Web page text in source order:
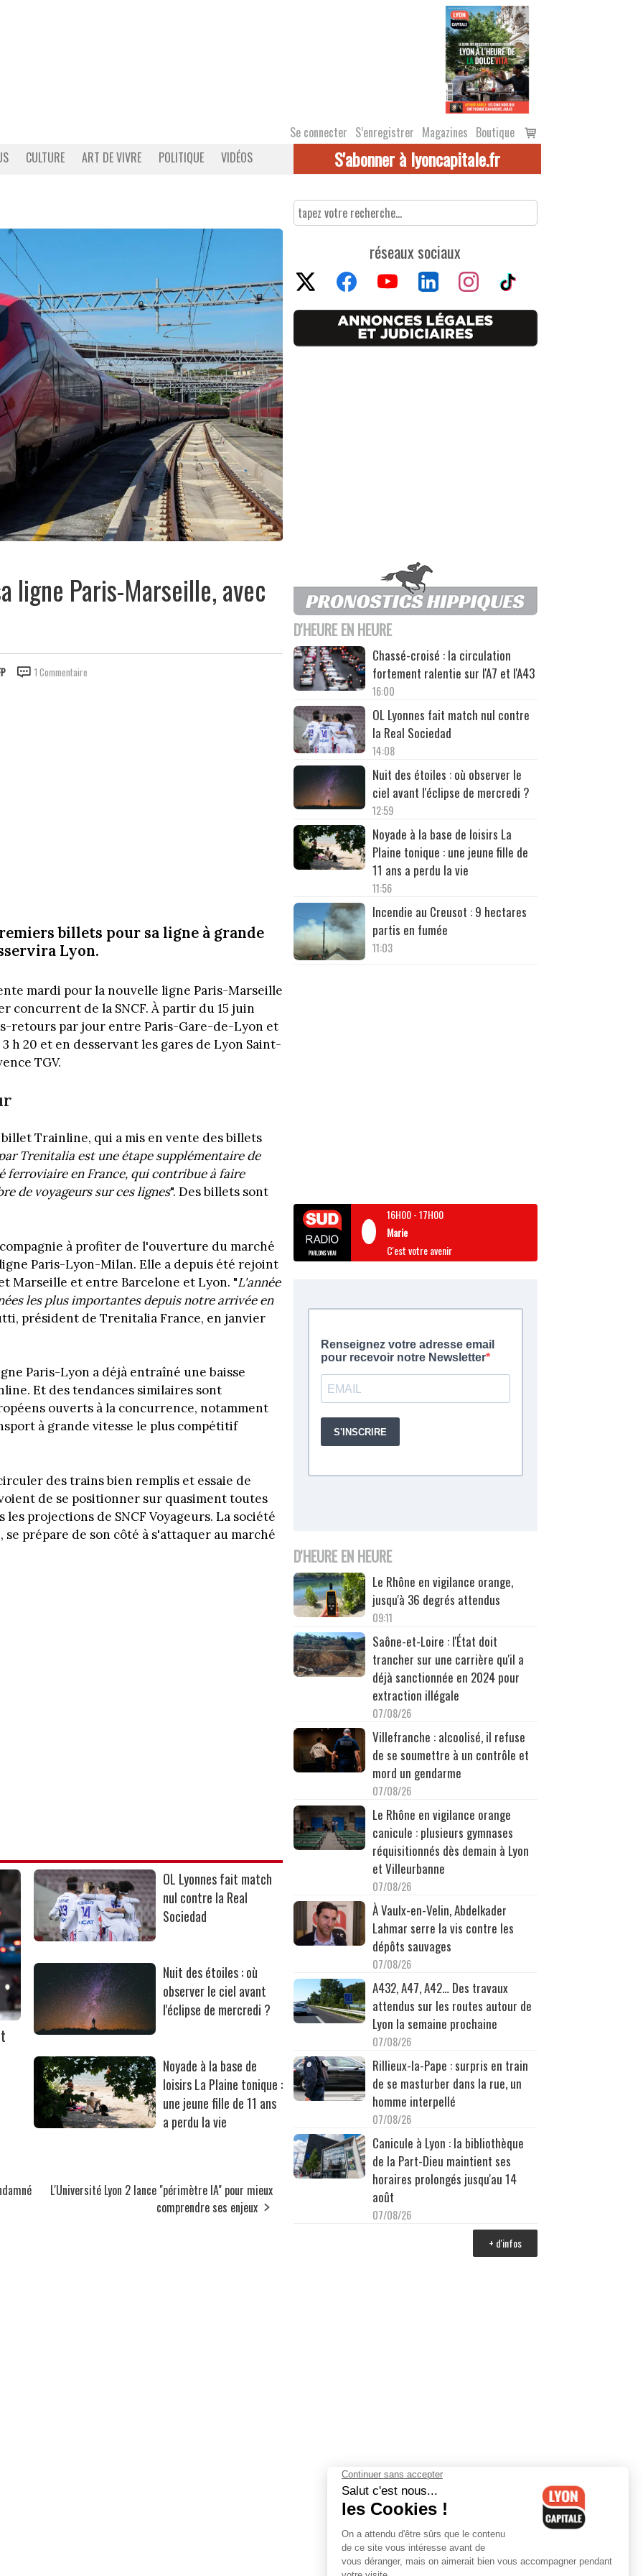
Se connecter S’enregistrer Magazines Boutique
Voir
le
CULTURE ART DE VIVRE POLITIQUE VIDÉOS S'abonner à lyoncapitale.fr
ligne Paris-Marseille, avec
1 Commentaire
billets pour sa ligne à grande
Lyon.
mardi pour la nouvelle ligne Paris-Marseille
concurrent de la SNCF. À partir du 15 juin
retours par jour entre Paris-Gare-de-Lyon et
h 20 et en desservant les gares de Lyon Saint-
TGV.
Trainline, qui a mis en vente des billets
Trenitalia est une étape supplémentaire de
ferroviaire en France, qui contribue à faire
de voyageurs sur ces lignes". Des billets sont
à profiter de l'ouverture du marché
Paris-Lyon-Milan. Elle a depuis été rejoint
Marseille et entre Barcelone et Lyon. "L'année
les plus importantes depuis notre arrivée en
président de Trenitalia France, en janvier
Paris-Lyon a déjà entraîné une baisse
Et des tendances similaires sont
ouverts à la concurrence, notamment
à grande vitesse le plus compétitif
des trains bien remplis et essaie de
de se positionner sur quasiment toutes
projections de SNCF Voyageurs. La société
prépare de son côté à s'attaquer au marché
OL Lyonnes fait match
nul contre la Real
Sociedad
Nuit des étoiles : où
observer le ciel avant
l'éclipse de mercredi ?
Noyade à la base de
loisirs La Plaine tonique :
une jeune fille de 11 ans
a perdu la vie
L'Université Lyon 2 lance "périmètre IA" pour mieux
comprendre ses enjeux
réseaux sociaux
D'HEURE EN HEURE
Chassé-croisé : la circulation
fortement ralentie sur l'A7 et l'A43
16:00
OL Lyonnes fait match nul contre
la Real Sociedad
14:08
Nuit des étoiles : où observer le
ciel avant l'éclipse de mercredi ?
12:59
Noyade à la base de loisirs La
Plaine tonique : une jeune fille de
11 ans a perdu la vie
11:56
Incendie au Creusot : 9 hectares
partis en fumée
11:03
16H00-17H00
Marie
C'est votre avenir
D'HEURE EN HEURE
Le Rhône en vigilance orange,
jusqu'à 36 degrés attendus
09:11
Saône-et-Loire : l'État doit
trancher sur une carrière qu'il a
déjà sanctionnée en 2024 pour
extraction illégale
07/08/26
Villefranche : alcoolisé, il refuse
de se soumettre à un contrôle et
mord un gendarme
07/08/26
Le Rhône en vigilance orange
canicule : plusieurs gymnases
réquisitionnés dès demain à Lyon
et Villeurbanne
07/08/26
À Vaulx-en-Velin, Abdelkader
Lahmar serre la vis contre les
dépôts sauvages
07/08/26
A432, A47, A42… Des travaux
attendus sur les routes autour de
Lyon la semaine prochaine
07/08/26
Rillieux-la-Pape : surpris en train
de se masturber dans la rue, un
homme interpellé
07/08/26
Canicule à Lyon : la bibliothèque
de la Part-Dieu maintient ses
horaires prolongés jusqu'au 14
août
07/08/26
+ d'infos